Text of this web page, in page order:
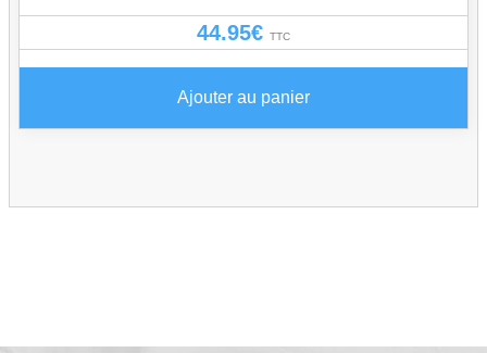
44.95€ TTC
Ajouter au panier